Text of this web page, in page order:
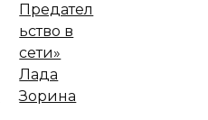
Предател
ьство в
сети»
Лада
Зорина